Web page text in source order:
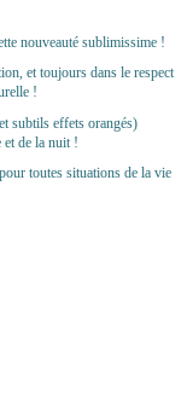
nouveauté sublimissime !
et toujours dans le respect
!
subtils effets orangés)
de la nuit !
toutes situations de la vie